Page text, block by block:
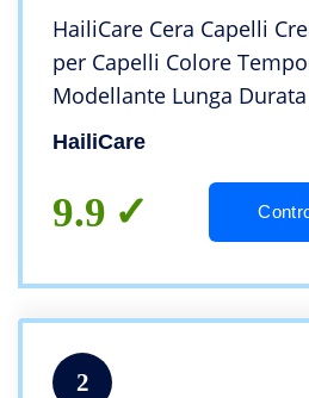
HailiCare Cera Capelli
per Capelli Colore
Modellante Lunga
e Modellare, Facilità di
(Blu+ Viola)
HailiCare
9.9
2